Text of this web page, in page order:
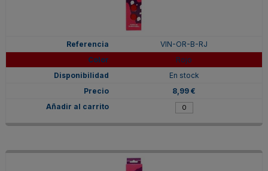
VIN-OR-B-RJ
Rojo
En stock
8,99 €